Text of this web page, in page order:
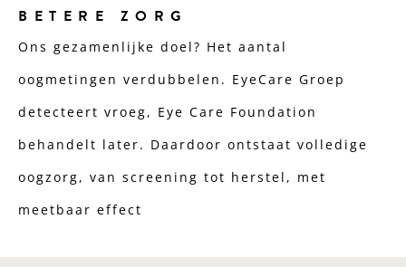
BETERE ZORG
Ons gezamenlijke doel? Het aantal
oogmetingen verdubbelen. EyeCare Groep
detecteert vroeg, Eye Care Foundation
behandelt later. Daardoor ontstaat volledige
oogzorg, van screening tot herstel, met
meetbaar effect